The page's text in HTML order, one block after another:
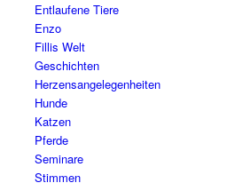
Entlaufene Tiere
Enzo
Fillis Welt
Geschichten
Herzensangelegenheiten
Hunde
Katzen
Pferde
Seminare
Stimmen